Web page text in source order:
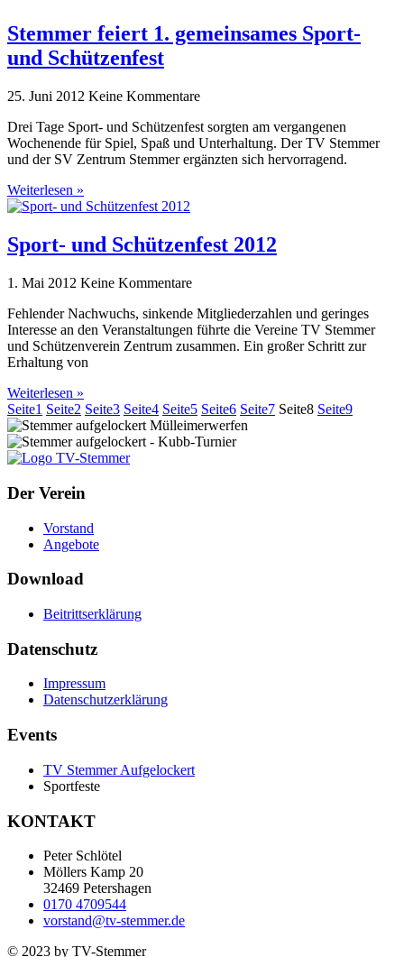
Stemmer feiert 1. gemeinsames Sport-
und Schützenfest
25. Juni 2012 Keine Kommentare
Drei Tage Sport- und Schützenfest sorgten am vergangenen
Wochenende für Spiel, Spaß und Unterhaltung. Der TV Stemmer
und der SV Zentrum Stemmer ergänzten sich hervorragend.
Weiterlesen »
Sport- und Schützenfest 2012
1. Mai 2012 Keine Kommentare
Fehlender Nachwuchs, sinkende Mitgliederzahlen und geringes
Interesse an den Veranstaltungen führte die Vereine TV Stemmer
und Schützenverein Zentrum zusammen. Ein großer Schritt zur
Erhaltung von
Weiterlesen »
Seite1 Seite2 Seite3 Seite4 Seite5 Seite6 Seite7 Seite8 Seite9
Der Verein
Vorstand
Angebote
Download
Beitrittserklärung
Datenschutz
Impressum
Datenschutzerklärung
Events
TV Stemmer Aufgelockert
Sportfeste
KONTAKT
Peter Schlötel
Möllers Kamp 20
32469 Petershagen
0170 4709544
vorstand@tv-stemmer.de
© 2023 by TV-Stemmer